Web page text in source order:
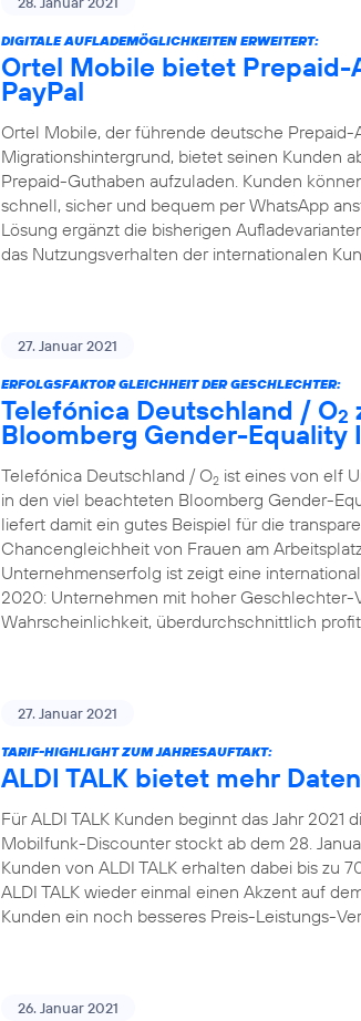
DIGITALE AUFLADEMÖGLICHKEITEN ERWEITERT:
Ortel Mobile bietet Prepaid-
PayPal
Ortel Mobile, der führende deutsche
Migrationshintergrund, bietet seinen Kunden
Prepaid-Guthaben aufzuladen. Kunden
schnell, sicher und bequem per WhatsApp
Lösung ergänzt die bisherigen
das Nutzungsverhalten der internationalen
27. Januar 2021
ERFOLGSFAKTOR GLEICHHEIT DER GESCHLECHTER:
Telefónica Deutschland / O2
Bloomberg Gender-Equality
Telefónica Deutschland / O2 ist eines von elf
in den viel beachteten Bloomberg Gender-
liefert damit ein gutes Beispiel für die
Chancengleichheit von Frauen am
Unternehmenserfolg ist zeigt eine
2020: Unternehmen mit hoher
Wahrscheinlichkeit, überdurchschnittlich
27. Januar 2021
TARIF-HIGHLIGHT ZUM JAHRESAUFTAKT:
ALDI TALK bietet mehr
Für ALDI TALK Kunden beginnt das Jahr
Mobilfunk-Discounter stockt ab dem 28.
Kunden von ALDI TALK erhalten dabei bis zu
ALDI TALK wieder einmal einen Akzent auf
Kunden ein noch besseres Preis-Leistungs-
26. Januar 2021